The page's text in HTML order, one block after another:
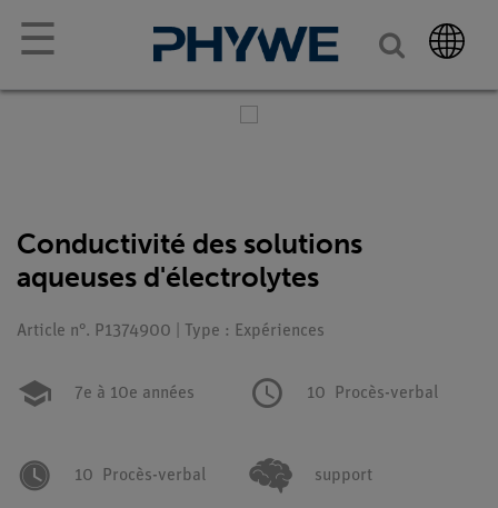
☰
Conductivité des solutions
aqueuses d'électrolytes
Article n°. P1374900 | Type : Expériences
7e à 10e années 10 Procès-verbal
10 Procès-verbal support